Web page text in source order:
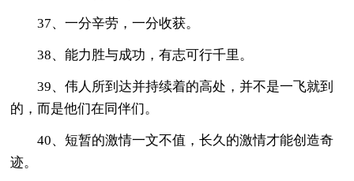
37、一分辛劳，一分收获。
38、能力胜与成功，有志可行千里。
39、伟人所到达并持续着的高处，并不是一飞就到
的，而是他们在同伴们。
40、短暂的激情一文不值，长久的激情才能创造奇
迹。